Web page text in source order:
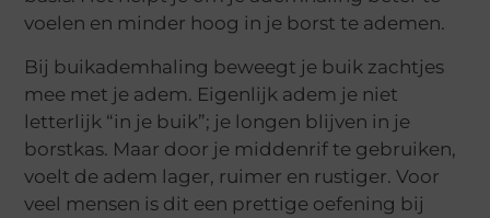
voelen en minder hoog in je borst te ademen.
Bij buikademhaling beweegt je buik zachtjes
mee met je adem. Eigenlijk adem je niet
letterlijk “in je buik”; je longen blijven in je
borstkas. Maar door je middenrif te gebruiken,
voelt de adem lager, ruimer en rustiger. Voor
veel mensen is dit een prettige oefening bij